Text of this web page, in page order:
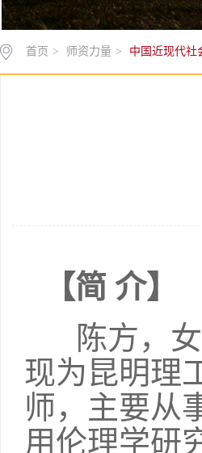
首页 > 师资力量 > 中国近现代社
【简 介】
陈方，女
现为昆明理
师，主要从
用伦理学研